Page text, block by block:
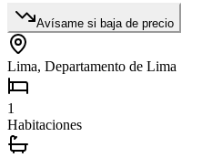
Avísame si baja de precio
Lima, Departamento de Lima
1
Habitaciones